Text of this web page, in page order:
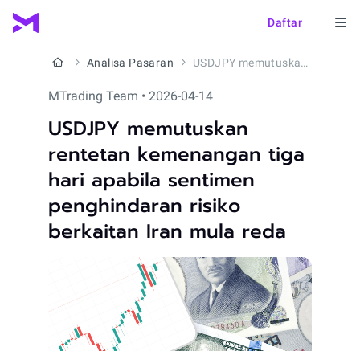
Daftar
Analisa Pasaran USDJPY memutuskan rentetan kemenangan tiga hari apabila sentimen penghindaran risiko berkaitan Iran mula reda
MTrading Team • 2026-04-14
USDJPY memutuskan
rentetan kemenangan tiga
hari apabila sentimen
penghindaran risiko
berkaitan Iran mula reda